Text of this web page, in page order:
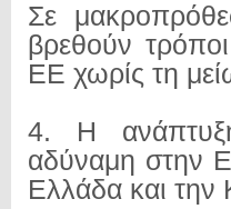
Σε
βρεθούν
ΕΕ χωρίς τη
4. Η ανάπτυξη
αδύναμη στην
Ελλάδα και την